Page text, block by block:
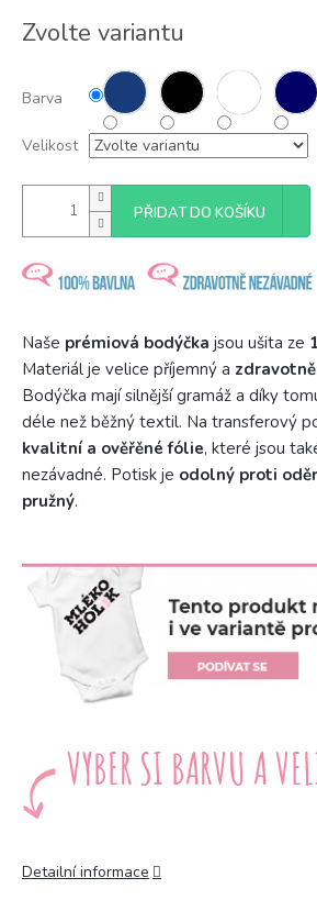
cena:
Zvolte variantu
Barva
Velikost
PŘIDAT DO KOŠÍKU
Naše prémiová bodýčka jsou ušita ze
Materiál je velice příjemný a
Bodýčka mají silnější gramáž a díky
déle než běžný textil. Na transferový
kvalitní a ověřěné fólie, které jsou
nezávadné. Potisk je odolný proti
pružný.
Detailní informace